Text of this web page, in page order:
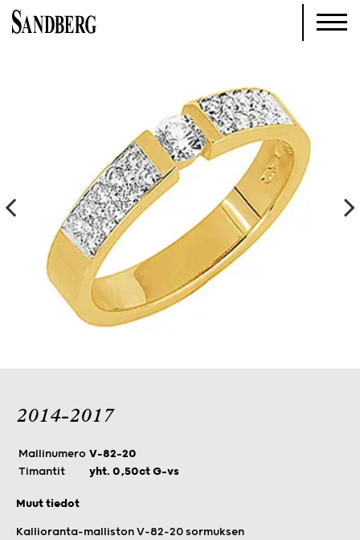
2014-2017
Mallinumero V-82-20
Timantit
yht. 0,50ct G-vs
Muut tiedot
Kallioranta-malliston V-82-20 sormuksen